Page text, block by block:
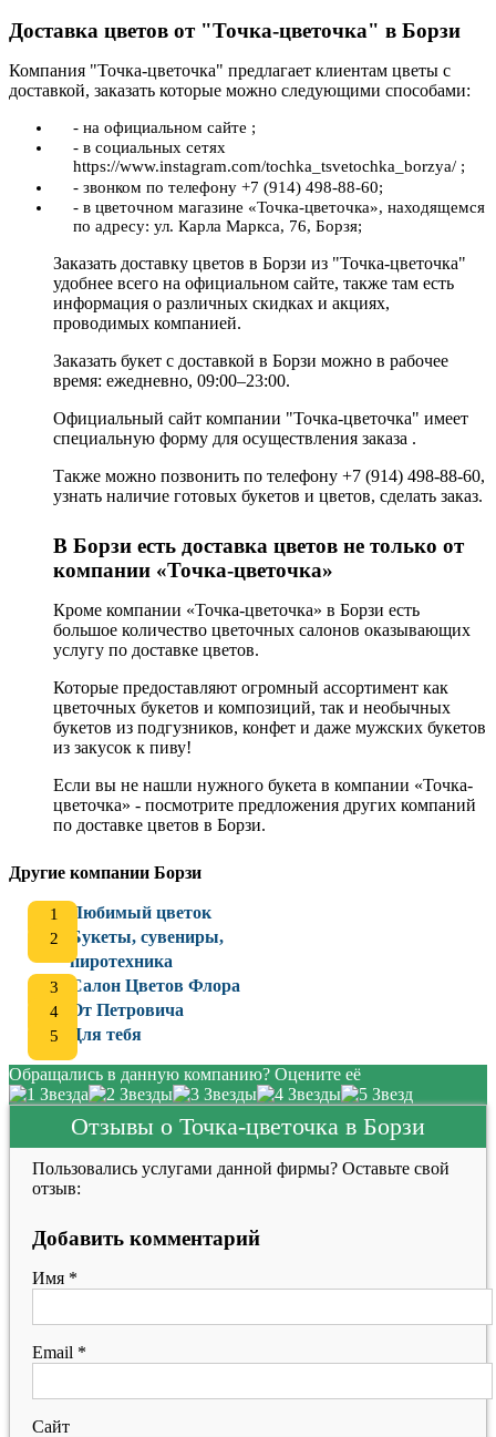
Доставка цветов от "Точка-цветочка" в Борзи
Компания "Точка-цветочка" предлагает клиентам цветы с
доставкой, заказать которые можно следующими способами:
- на официальном сайте ;
- в социальных сетях
https://www.instagram.com/tochka_tsvetochka_borzya/ ;
- звонком по телефону +7 (914) 498-88-60;
- в цветочном магазине «Точка-цветочка», находящемся
по адресу: ул. Карла Маркса, 76, Борзя;
Заказать доставку цветов в Борзи из "Точка-цветочка"
удобнее всего на официальном сайте, также там есть
информация о различных скидках и акциях,
проводимых компанией.
Заказать букет с доставкой в Борзи можно в рабочее
время: ежедневно, 09:00–23:00.
Официальный сайт компании "Точка-цветочка" имеет
специальную форму для осуществления заказа .
Также можно позвонить по телефону +7 (914) 498-88-60,
узнать наличие готовых букетов и цветов, сделать заказ.
В Борзи есть доставка цветов не только от
компании «Точка-цветочка»
Кроме компании «Точка-цветочка» в Борзи есть
большое количество цветочных салонов оказывающих
услугу по доставке цветов.
Которые предоставляют огромный ассортимент как
цветочных букетов и композиций, так и необычных
букетов из подгузников, конфет и даже мужских букетов
из закусок к пиву!
Если вы не нашли нужного букета в компании «Точка-
цветочка» - посмотрите предложения других компаний
по доставке цветов в Борзи.
Другие компании Борзи
Любимый цветок
Букеты, сувениры,
пиротехника
Салон Цветов Флора
От Петровича
Для тебя
Обращались в данную компанию? Оцените её
Отзывы о Точка-цветочка в Борзи
Пользовались услугами данной фирмы? Оставьте свой
отзыв:
Добавить комментарий
Имя *
Email *
Сайт